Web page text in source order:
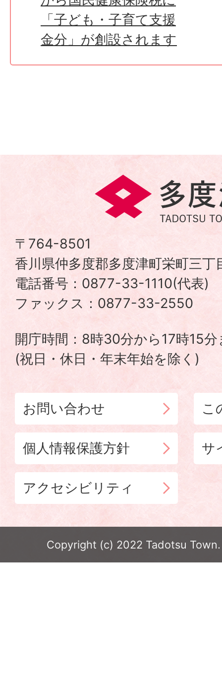
「子ども・子育て支援
金分」が創設されます
多
度
町
TADOTSU
TOWN
〒764-8501
香川県仲多度郡多度津町栄町三
電話番号：0877-33-1110(代表)
ファックス：0877-33-2550
開庁時間：8時30分から17時15分
(祝日・休日・年末年始を除く)
お問い合わせ こ
個人情報保護方針 サ
アクセシビリティ
Copyright (c) 2022 Tadotsu